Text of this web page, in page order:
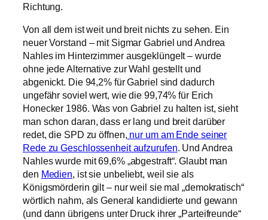
Richtung.
Von all dem ist weit und breit nichts zu sehen. Ein
neuer Vorstand – mit Sigmar Gabriel und Andrea
Nahles im Hinterzimmer ausgeklüngelt – wurde
ohne jede Alternative zur Wahl gestellt und
abgenickt. Die 94,2% für Gabriel sind dadurch
ungefähr soviel wert, wie die 99,74% für Erich
Honecker 1986. Was von Gabriel zu halten ist, sieht
man schon daran, dass er lang und breit darüber
redet, die SPD zu öffnen, nur um am Ende seiner
Rede zu Geschlossenheit aufzurufen. Und Andrea
Nahles wurde mit 69,6% „abgestraft“. Glaubt man
den Medien, ist sie unbeliebt, weil sie als
Königsmörderin gilt – nur weil sie mal „demokratisch“
wörtlich nahm, als General kandidierte und gewann
(und dann übrigens unter Druck ihrer „Parteifreunde“